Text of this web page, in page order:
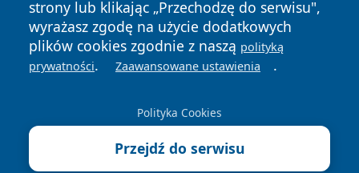
strony lub klikając „Przechodzę do serwisu",
wyrażasz zgodę na użycie dodatkowych
plików cookies zgodnie z naszą polityką
prywatności. Zaawansowane ustawienia .
Polityka Cookies
Przejdź do serwisu
News Autorzy
Polityka
Prywatności
Polityka
Cookies